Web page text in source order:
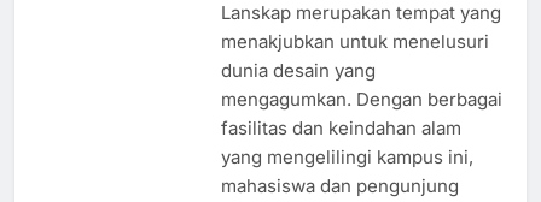
Lanskap merupakan tempat yang
menakjubkan untuk menelusuri
dunia desain yang
mengagumkan. Dengan berbagai
fasilitas dan keindahan alam
yang mengelilingi kampus ini,
mahasiswa dan pengunjung